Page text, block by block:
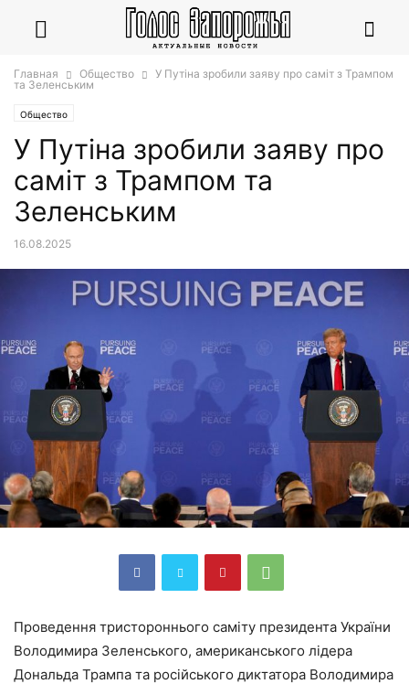
Главная Общество
У Путіна зробили заяву про саміт з Трампом
та Зеленським
Общество
У Путіна зробили заяву про
саміт з Трампом та
Зеленським
16.08.2025
Проведення тристороннього саміту президента України
Володимира Зеленського, американського лідера
Дональда Трампа та російського диктатора Володимира